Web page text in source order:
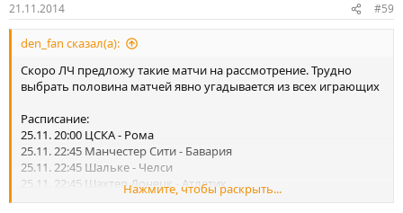
21.11.2014 #59
den_fan сказал(а):
Скоро ЛЧ предложу такие матчи на рассмотрение. Трудно
выбрать половина матчей явно угадывается из всех играющих
Расписание:
25.11. 20:00 ЦСКА - Рома
25.11. 22:45 Манчестер Сити - Бавария
25.11. 22:45 Шальке - Челси
25.11. 22:45 Шахтер Донецк - Атлетик
25.11. 22:45 Спортинг - Марибор
Нажмите, чтобы раскрыть...